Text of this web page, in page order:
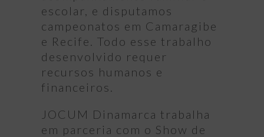
escolar, e disputamos
campeonatos em Camaragibe
e Recife. Todo esse trabalho
desenvolvido requer
recursos humanos e
financeiros.
JOCUM Dinamarca trabalha
em parceria com o Show de